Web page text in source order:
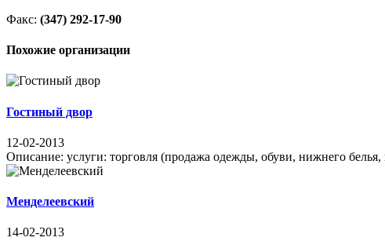
Факс: (347) 292-17-90
Похожие организации
Гостиный двор
12-02-2013
Описание: услуги: торговля (продажа одежды, обуви, нижнего
Менделеевский
14-02-2013